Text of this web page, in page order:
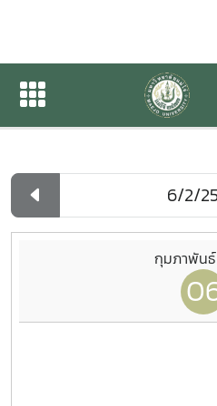
ปฏิทินกิจกรรมขอ
ปฏิทินกิจกรรมของหน่วยงาน
กุมภาพัน